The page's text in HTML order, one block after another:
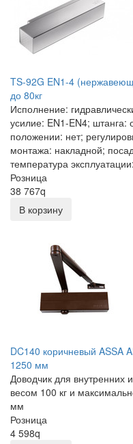
TS-92G EN1-4
до 80кг
Исполнение:
усилие: EN1-EN4; штанга:
положении: нет;
монтажа: накладной;
температура
Розница
38 767q
В корзину
DC140 коричневый ASSA
1250 мм
Доводчик для
весом 100 кг и
мм
Розница
4 598q